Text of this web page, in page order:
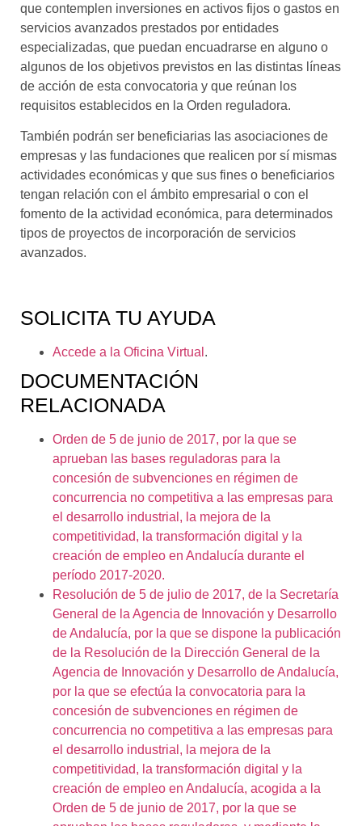
que contemplen inversiones en activos fijos o gastos en
servicios avanzados prestados por entidades
especializadas, que puedan encuadrarse en alguno o
algunos de los objetivos previstos en las distintas líneas
de acción de esta convocatoria y que reúnan los
requisitos establecidos en la Orden reguladora.
También podrán ser beneficiarias las asociaciones de
empresas y las fundaciones que realicen por sí mismas
actividades económicas y que sus fines o beneficiarios
tengan relación con el ámbito empresarial o con el
fomento de la actividad económica, para determinados
tipos de proyectos de incorporación de servicios
avanzados.
SOLICITA TU AYUDA
Accede a la Oficina Virtual .
DOCUMENTACIÓN
RELACIONADA
Orden de 5 de junio de 2017, por la que se
aprueban las bases reguladoras para la
concesión de subvenciones en régimen de
concurrencia no competitiva a las empresas para
el desarrollo industrial, la mejora de la
competitividad, la transformación digital y la
creación de empleo en Andalucía durante el
período 2017-2020.
Resolución de 5 de julio de 2017, de la Secretaría
General de la Agencia de Innovación y Desarrollo
de Andalucía, por la que se dispone la publicación
de la Resolución de la Dirección General de la
Agencia de Innovación y Desarrollo de Andalucía,
por la que se efectúa la convocatoria para la
concesión de subvenciones en régimen de
concurrencia no competitiva a las empresas para
el desarrollo industrial, la mejora de la
competitividad, la transformación digital y la
creación de empleo en Andalucía, acogida a la
Orden de 5 de junio de 2017, por la que se